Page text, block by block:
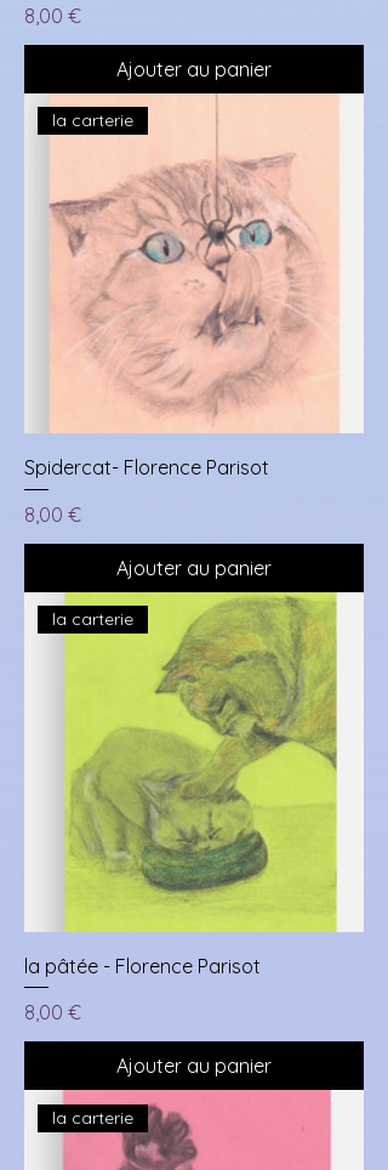
Prix
8,00 €
Ajouter au panier
la carterie
Spidercat- Florence Parisot
Prix
8,00 €
Ajouter au panier
la carterie
la pâtée - Florence Parisot
Prix
8,00 €
Ajouter au panier
la carterie